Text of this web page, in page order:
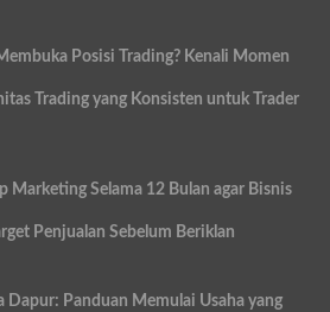
Posisi Trading? Kenali Momen
Trading yang Konsisten untuk Trader
Marketing Selama 12 Bulan agar Bisnis
Penjualan Sebelum Beriklan
Dapur: Panduan Memulai Usaha yang